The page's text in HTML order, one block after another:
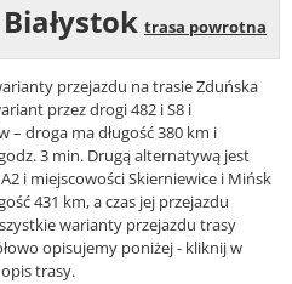
trasa powrotna
przejazdu na trasie Zduńska
przez drogi 482 i S8 i
– droga ma długość 380 km i
3 min. Drugą alternatywą jest
i miejscowości Skierniewice i Mińsk
431 km, a czas jej przejazdu
warianty przejazdu trasy
opisujemy poniżej - kliknij w
trasy.